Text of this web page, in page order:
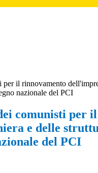
il rinnovamento
nazionale del PCI
comunisti per
e delle
del PCI